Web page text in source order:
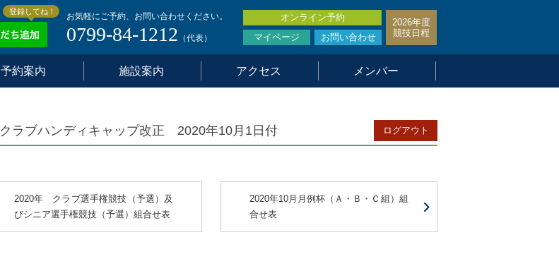
2026年度
競技日程
オンライン予約
マイページ
お問い合わせ
お気軽にご予約、お問い合わせください。
0799-84-1212 （代表）
予約案内 施設案内 アクセス メンバー
登録してね！
ログアウト
クラブハンディキャップ改正 2020年10月1日付
2020年 クラブ選手権競技（予選）及
びシニア選手権競技（予選）組合せ表
2020年10月月例杯（Ａ・Ｂ・Ｃ組）組
合せ表